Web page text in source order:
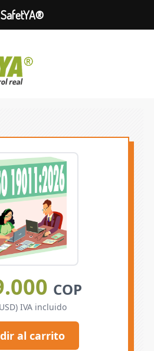
COP
IVA incluido
al carrito
SafetYA®